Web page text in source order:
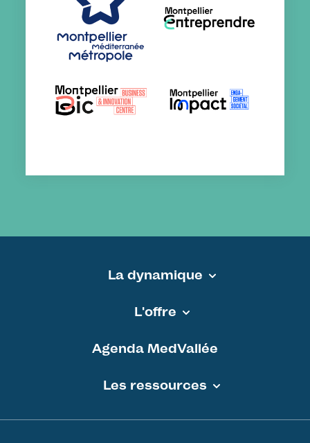
Pied de page - MEDVALLEE
La dynamique
L'offre
Agenda MedVallée
Les ressources